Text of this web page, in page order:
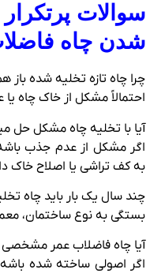
سوالات
شدن چاه
چرا چاه تازه تخلیه شده باز
احتمالاً مشکل از خاک چاه
آیا با تخلیه چاه مشکل حل
اگر مشکل از عدم جذب
به کف‌ تراشی یا اصلاح خاک
چند سال یک‌ بار باید چاه
بستگی به نوع ساختمان، معمولاً بین
آیا چاه فاضلاب عمر مشخصی
اگر اصولی ساخته شده